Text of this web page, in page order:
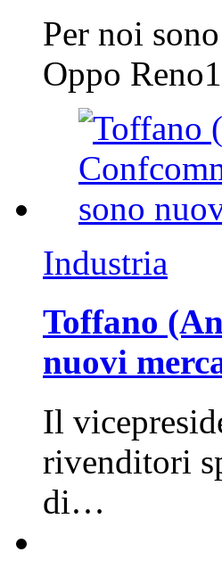
Per noi
Oppo
Industria
Toffano
nuovi
Il
rivenditori
di…